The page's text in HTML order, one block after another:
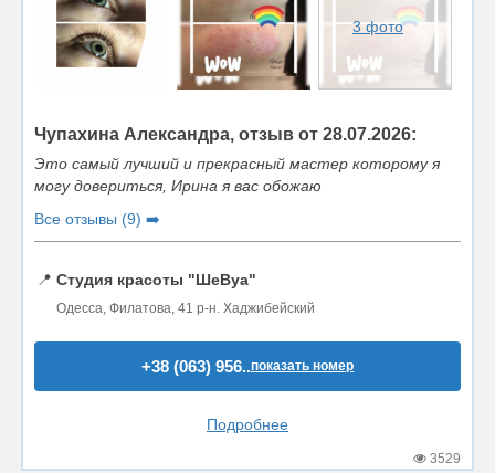
3 фото
Чупахина Александра, отзыв от 28.07.2026:
Это самый лучший и прекрасный мастер которому я
могу довериться, Ирина я вас обожаю
Все отзывы (9) ➡️
📍 Студия красоты "ШеВуа"
Одесса, Филатова, 41 р-н. Хаджибейский
+38 (063) 956..показать номер
Подробнее
3529